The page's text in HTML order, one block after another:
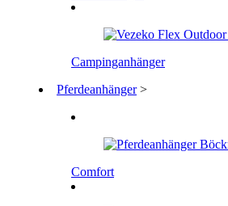
Campinganhänger
Pferdeanhänger >
Comfort